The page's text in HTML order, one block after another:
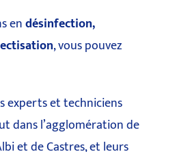
endésinfection,
, vous pouvez
experts et techniciens
dans l’agglomération de
et de Castres, et leurs